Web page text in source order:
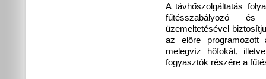
A távhőszolgáltatás
fűtésszabályozó és
üzemeltetésével
az előre programozott
melegvíz hőfokát,
fogyasztók részére a